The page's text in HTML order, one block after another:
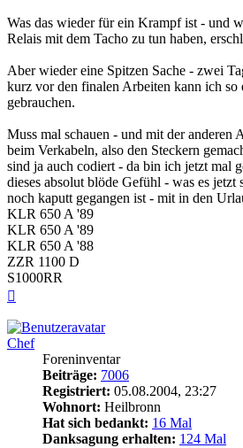
Was das wieder für ein Krampf ist - und
Relais mit dem Tacho zu tun haben,
Aber wieder eine Spitzen Sache - zwei
kurz vor den finalen Arbeiten kann ich so
gebrauchen.
Muss mal schauen - und mit der anderen
beim Verkabeln, also den Steckern
sind ja auch codiert - da bin ich jetzt mal
dieses absolut blöde Gefühl - was es jetzt
noch kaputt gegangen ist - mit in den
KLR 650 A '89
KLR 650 A '89
KLR 650 A '88
ZZR 1100 D
S1000RR
Chef
Foreninventar
Beiträge: 7006
Registriert: 05.08.2004, 23:27
Wohnort: Heilbronn
Hat sich bedankt: 16 Mal
Danksagung erhalten: 124 Mal